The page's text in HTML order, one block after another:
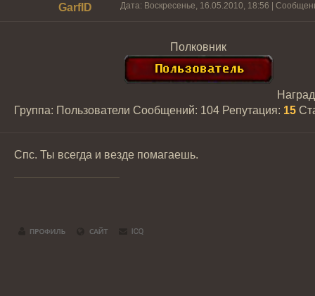
GarfID Дата: Воскресенье, 16.05.2010, 18:56 |
Полковник
Группа: Пользователи Сообщений: 104 Репутация: 15
Спс. Ты всегда и везде помагаешь.